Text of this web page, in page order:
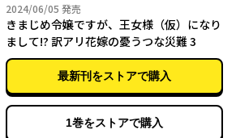
2024/06/05 2024年06月05日
発売
きまじめ令嬢ですが、王女様（仮）になり
まして!? 訳アリ花嫁の憂うつな災難 3
最新刊をストアで購入
1巻をストアで購入